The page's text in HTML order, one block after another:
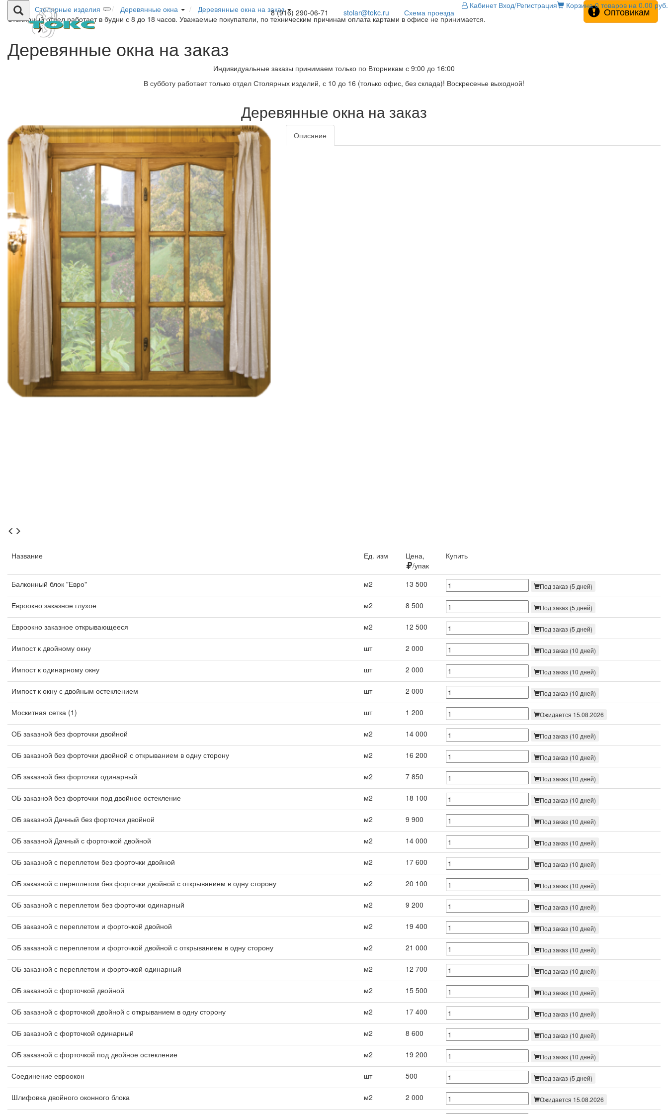
8 (916) 290-06-71 stolar@tokc.ru Схема проезда
Кабинет Вход/Регистрация Корзина 0 товаров на 0.00 руб.
Столярные изделия Деревянные окна
Деревянные окна на заказ
Столярный отдел работает в будни с 8 до 18 часов. Уважаемые покупатели, по техническим причинам оплата картами в офисе не принимается.
Оптовикам
Деревянные окна на заказ
Индивидуальные заказы принимаем только по Вторникам с 9:00 до 16:00
В субботу работает только отдел Столярных изделий, с 10 до 16 (только офис, без склада)! Воскресенье выходной!
Деревянные окна на заказ
Описание
Название Ед. изм
Цена,
/упак
Купить
Балконный блок "Евро" м2 13 500 Под заказ (5 дней)
Евроокно заказное глухое м2 8 500 Под заказ (5 дней)
Евроокно заказное открывающееся м2 12 500 Под заказ (5 дней)
Импост к двойному окну шт 2 000 Под заказ (10 дней)
Импост к одинарному окну шт 2 000 Под заказ (10 дней)
Импост к окну с двойным остеклением шт 2 000 Под заказ (10 дней)
Москитная сетка (1) шт 1 200 Ожидается 15.08.2026
ОБ заказной без форточки двойной м2 14 000 Под заказ (10 дней)
ОБ заказной без форточки двойной с открыванием в одну сторону м2 16 200 Под заказ (10 дней)
ОБ заказной без форточки одинарный м2 7 850 Под заказ (10 дней)
ОБ заказной без форточки под двойное остекление м2 18 100 Под заказ (10 дней)
ОБ заказной Дачный без форточки двойной м2 9 900 Под заказ (10 дней)
ОБ заказной Дачный с форточкой двойной м2 14 000 Под заказ (10 дней)
ОБ заказной с переплетом без форточки двойной м2 17 600 Под заказ (10 дней)
ОБ заказной с переплетом без форточки двойной с открыванием в одну сторону м2 20 100 Под заказ (10 дней)
ОБ заказной с переплетом без форточки одинарный м2 9 200 Под заказ (10 дней)
ОБ заказной с переплетом и форточкой двойной м2 19 400 Под заказ (10 дней)
ОБ заказной с переплетом и форточкой двойной с открыванием в одну сторону м2 21 000 Под заказ (10 дней)
ОБ заказной с переплетом и форточкой одинарный м2 12 700 Под заказ (10 дней)
ОБ заказной с форточкой двойной м2 15 500 Под заказ (10 дней)
ОБ заказной с форточкой двойной с открыванием в одну сторону м2 17 400 Под заказ (10 дней)
ОБ заказной с форточкой одинарный м2 8 600 Под заказ (10 дней)
ОБ заказной с форточкой под двойное остекление м2 19 200 Под заказ (10 дней)
Соединение евроокон шт 500 Под заказ (5 дней)
Шлифовка двойного оконного блока м2 2 000 Ожидается 15.08.2026